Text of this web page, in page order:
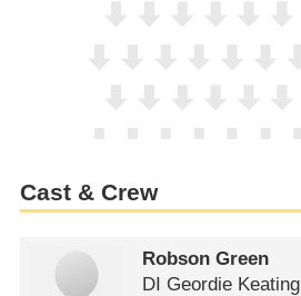
Cast & Crew
Robson Green
DI Geordie Keating